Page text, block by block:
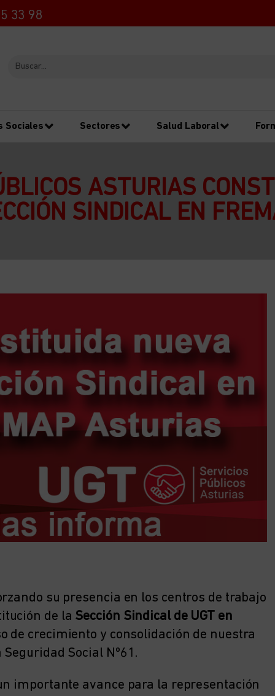
33 98
Sociales Sectores Salud Laboral
ASTURIAS
SINDICAL EN
su presencia en los centros de trabajo
de la Sección Sindical de UGT en
de crecimiento y consolidación de nuestra
Social Nº61.
importante avance para la representación